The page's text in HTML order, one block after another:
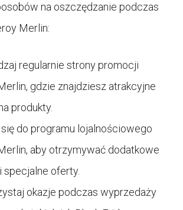
na oszczędzanie podczas
Merlin:
regularnie strony promocji
gdzie znajdziesz atrakcyjne
produkty.
do programu lojalnościowego
aby otrzymywać dodatkowe
specjalne oferty.
okazje podczas wyprzedaży